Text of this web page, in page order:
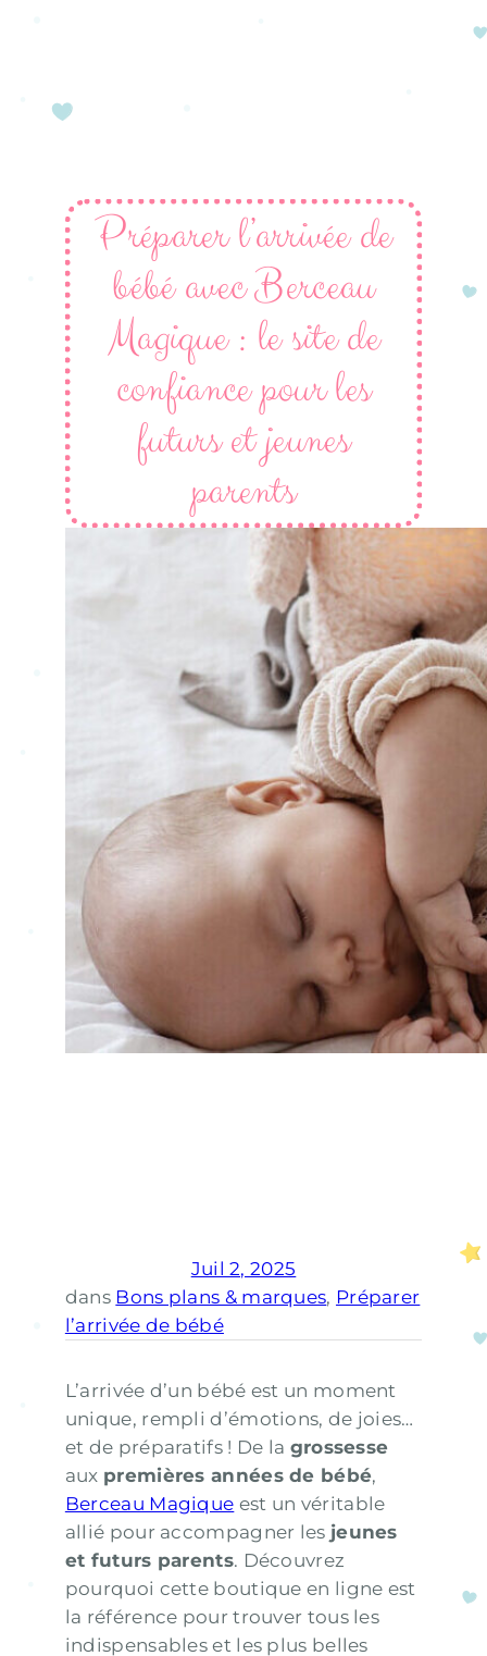
Préparer l’arrivée de
bébé avec Berceau
Magique : le site de
confiance pour les
futurs et jeunes
parents
Juil 2, 2025
dans Bons plans & marques, Préparer
l’arrivée de bébé
L’arrivée d’un bébé est un moment
unique, rempli d’émotions, de joies…
et de préparatifs ! De la grossesse
aux premières années de bébé,
Berceau Magique est un véritable
allié pour accompagner les jeunes
et futurs parents. Découvrez
pourquoi cette boutique en ligne est
la référence pour trouver tous les
indispensables et les plus belles